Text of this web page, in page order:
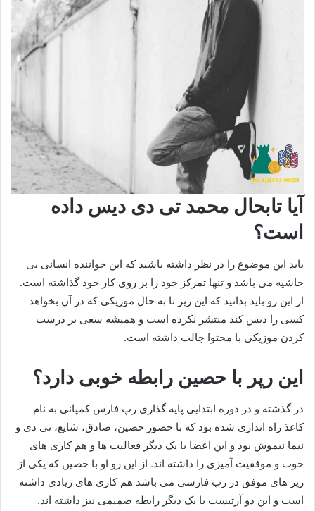
آیا تابحال محمد تی دی دیس داده
است؟
باید این موضوع را در نظر داشته باشید که این خواننده انسانی بی
حاشیه می باشد و تنها تمرکز خود را بر روی کار خود گذاشته است.
از این رو باید بدانید که این رپر تا به حال موزیکی که در آن بخواهد
کسی را دیس کند منتشر نکرده است و همیشه سعی بر درست
کردن موزیکی با محتوا جالب داشته است.
این رپر با حصین رابطه خوبی دارد؟
در گذشته و در دوره ابتدایی پایه گذاری رپ فارس کمپانی به نام
کاغذ راه اندازی شده بود که با حضور حصین، صادق، شایع، تی دی و
نیما نیموش بود و این اعضا با یک دیگر فعالیت ها و هم کاری های
خوب و موفقیت آمیزی را داشته اند. از این رو او با حصین که یکی از
رپر های موفق در رپ فارسی می باشد هم کاری های زیادی داشته
است و این دو آرتیست با یک دیگر رابطه صمیمی نیز داشته اند.